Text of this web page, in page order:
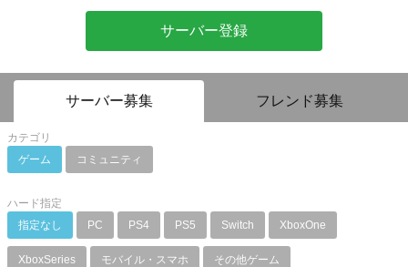
サーバー登録
サーバー募集 フレンド募集
カテゴリ
ゲーム
コミュニティ
ハード指定
指定なし
PC PS4 PS5 Switch XboxOne
XboxSeries モバイル・スマホ その他ゲーム